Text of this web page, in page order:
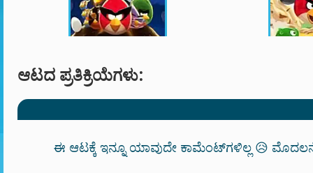
ಆಟದ ಪ್ರತಿಕ್ರಿಯೆಗಳು:
ಈ ಆಟಕ್ಕೆ ಇನ್ನೂ ಯಾವುದೇ ಕಾಮೆಂಟ್‌ಗಳಿಲ್ಲ 😥